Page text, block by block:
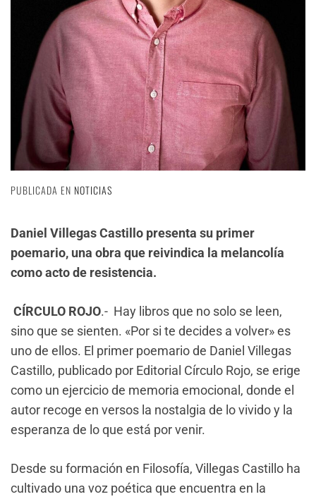
PUBLICADA EN NOTICIAS
Daniel Villegas Castillo presenta su primer
poemario, una obra que reivindica la melancolía
como acto de resistencia.
CÍRCULO ROJO.- Hay libros que no solo se leen,
sino que se sienten. «Por si te decides a volver» es
uno de ellos. El primer poemario de Daniel Villegas
Castillo, publicado por Editorial Círculo Rojo, se erige
como un ejercicio de memoria emocional, donde el
autor recoge en versos la nostalgia de lo vivido y la
esperanza de lo que está por venir.
Desde su formación en Filosofía, Villegas Castillo ha
cultivado una voz poética que encuentra en la